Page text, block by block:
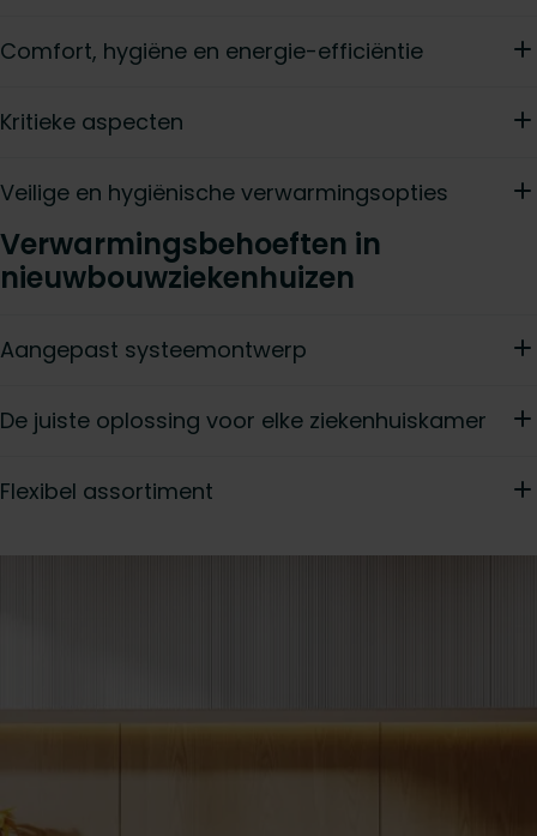
Comfort, hygiëne en energie-efficiëntie
Kritieke aspecten
Veilige en hygiënische verwarmingsopties
Verwarmingsbehoeften in
nieuwbouwziekenhuizen
Aangepast systeemontwerp
De juiste oplossing voor elke ziekenhuiskamer
Flexibel assortiment